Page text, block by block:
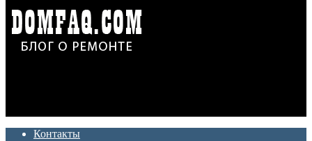
Контакты